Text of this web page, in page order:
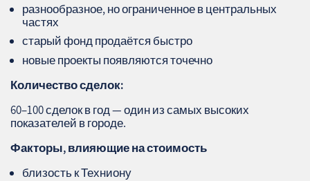
разнообразное, но ограниченное в центральных
частях
старый фонд продаётся быстро
новые проекты появляются точечно
Количество сделок:
60–100 сделок в год — один из самых высоких
показателей в городе.
Факторы, влияющие на стоимость
близость к Техниону